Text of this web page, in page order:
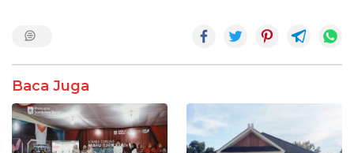
Baca Juga